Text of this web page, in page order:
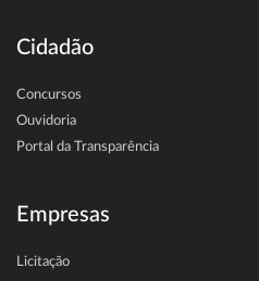
Cidadão
Concursos
Ouvidoria
Portal da Transparência
Empresas
Licitação